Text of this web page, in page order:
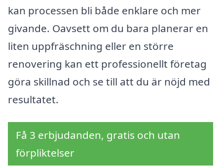
kan processen bli både enklare och mer
givande. Oavsett om du bara planerar en
liten uppfräschning eller en större
renovering kan ett professionellt företag
göra skillnad och se till att du är nöjd med
resultatet.
Få 3 erbjudanden, gratis och utan
förpliktelser